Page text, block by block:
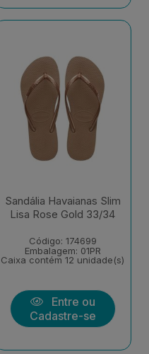
Sandália Havaianas Slim
Lisa Rose Gold 33/34
Código: 174699
Embalagem: 01PR
Caixa contém 12 unidade(s)
Entre ou
Cadastre-se